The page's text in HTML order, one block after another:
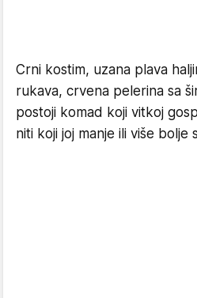
Crni kostim, uzana plava
rukava, crvena pelerina sa
postoji komad koji vitkoj
niti koji joj manje ili više bolje